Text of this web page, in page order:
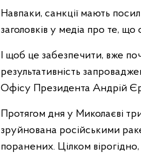
Навпаки, санкції мають
заголовків у медіа про те,
І щоб це забезпечити, вже
результативність
Офісу Президента Андрій
Протягом дня у Миколаєві
зруйнована російськими
поранених. Цілком